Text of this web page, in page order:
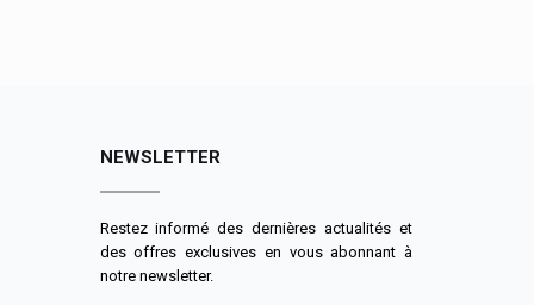
NEWSLETTER
Restez informé des dernières actualités et
des offres exclusives en vous abonnant à
notre newsletter.